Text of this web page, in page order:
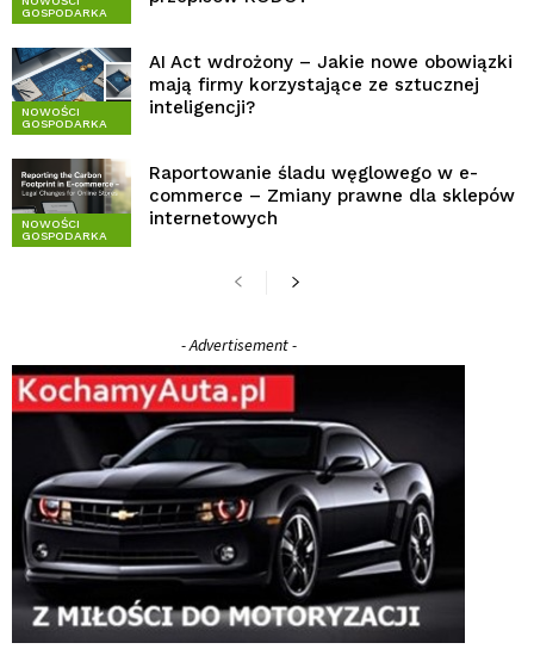
GOSPODARKA
NOWOŚCI
GOSPODARKA
AI Act wdrożony – Jakie nowe obowiązki
mają firmy korzystające ze sztucznej
inteligencji?
NOWOŚCI
GOSPODARKA
Raportowanie śladu węglowego w e-
commerce – Zmiany prawne dla sklepów
internetowych
- Advertisement -